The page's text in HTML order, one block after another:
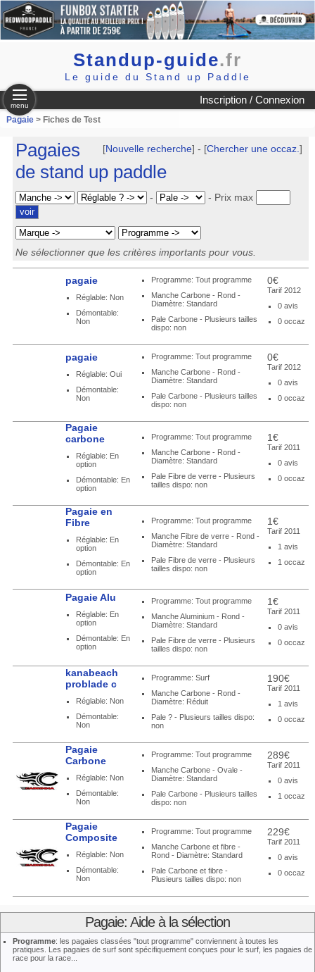
Standup-guide.fr
Le guide du Stand up Paddle
Inscription / Connexion
menu
Pagaie> Fiches de Test
[Nouvelle recherche] - [Chercher une occaz.]
Pagaies
de stand up paddle
- - Prix max
Ne sélectionner que les critères importants pour vous.
pagaie
Réglable: Non
Démontable:
Non
Programme: Tout programme
Manche Carbone - Rond -
Diamètre: Standard
Pale Carbone - Plusieurs tailles
dispo: non
0€
Tarif 2012
0 avis
0 occaz
pagaie
Réglable: Oui
Démontable:
Non
Programme: Tout programme
Manche Carbone - Rond -
Diamètre: Standard
Pale Carbone - Plusieurs tailles
dispo: non
0€
Tarif 2012
0 avis
0 occaz
Pagaie
carbone
Réglable: En
option
Démontable: En
option
Programme: Tout programme
Manche Carbone - Rond -
Diamètre: Standard
Pale Fibre de verre - Plusieurs
tailles dispo: non
1€
Tarif 2011
0 avis
0 occaz
Pagaie en
Fibre
Réglable: En
option
Démontable: En
option
Programme: Tout programme
Manche Fibre de verre - Rond -
Diamètre: Standard
Pale Fibre de verre - Plusieurs
tailles dispo: non
1€
Tarif 2011
1 avis
1 occaz
Pagaie Alu
Réglable: En
option
Démontable: En
option
Programme: Tout programme
Manche Aluminium - Rond -
Diamètre: Standard
Pale Fibre de verre - Plusieurs
tailles dispo: non
1€
Tarif 2011
0 avis
0 occaz
kanabeach
problade c
Réglable: Non
Démontable:
Non
Programme: Surf
Manche Carbone - Rond -
Diamètre: Réduit
Pale ? - Plusieurs tailles dispo:
non
190€
Tarif 2011
1 avis
0 occaz
Pagaie
Carbone
Réglable: Non
Démontable:
Non
Programme: Tout programme
Manche Carbone - Ovale -
Diamètre: Standard
Pale Carbone - Plusieurs tailles
dispo: non
289€
Tarif 2011
0 avis
1 occaz
Pagaie
Composite
Réglable: Non
Démontable:
Non
Programme: Tout programme
Manche Carbone et fibre -
Rond - Diamètre: Standard
Pale Carbone et fibre -
Plusieurs tailles dispo: non
229€
Tarif 2011
0 avis
0 occaz
Pagaie: Aide à la sélection
Programme: les pagaies classées "tout programme" conviennent à toutes les
pratiques. Les pagaies de surf sont spécifiquement conçues pour le surf, les pagaies de
race pour la race...